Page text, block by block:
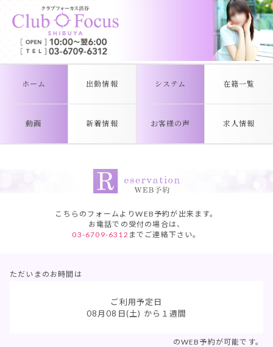
ホーム 出勤情報 システム 在籍一覧
動画 新着情報 お客様の声 求人情報
こちらのフォームよりWEB予約が出来ます。
お電話での受付の場合は、
03-6709-6312 までご連絡下さい。
ただいまのお時間は
ご利用予定日
08月08日(土) から１週間
のWEB予約が可能です。